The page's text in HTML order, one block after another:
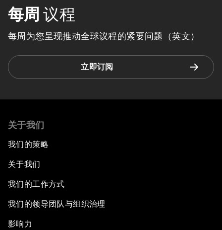
每周 议程
每周为您呈现推动全球议程的紧要问题（英文）
立即订阅
关于我们
我们的策略
关于我们
我们的工作方式
我们的领导团队与组织治理
影响力